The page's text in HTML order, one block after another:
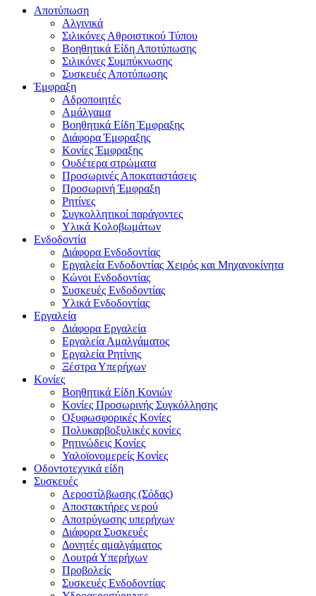
Αποτύπωση
Αλγινικά
Σιλικόνες Αθροιστικού Τύπου
Βοηθητικά Είδη Αποτύπωσης
Σιλικόνες Συμπύκνωσης
Συσκευές Αποτύπωσης
Έμφραξη
Αδροποιητές
Αμάλγαμα
Βοηθητικά Είδη Έμφραξης
Διάφορα Έμφραξης
Κονίες Έμφραξης
Ουδέτερα στρώματα
Προσωρινές Αποκαταστάσεις
Προσωρινή Έμφραξη
Ρητίνες
Συγκολλητικοί παράγοντες
Υλικά Κολοβωμάτων
Ενδοδοντία
Διάφορα Ενδοδοντίας
Εργαλεία Ενδοδοντίας Χειρός και Μηχανοκίνητα
Κώνοι Ενδοδοντίας
Συσκευές Ενδοδοντίας
Υλικά Ενδοδοντίας
Εργαλεία
Διάφορα Εργαλεία
Εργαλεία Αμαλγάματος
Εργαλεία Ρητίνης
Ξέστρα Υπερήχων
Κονίες
Βοηθητικά Είδη Κονιών
Κονίες Προσωρινής Συγκόλλησης
Οξυφωσφορικές Κονίες
Πολυκαρβοξυλικές κονίες
Ρητινώδεις Κονίες
Υαλοϊονομερείς Κονίες
Οδοντοτεχνικά είδη
Συσκευές
Αεροστίλβωσης (Σόδας)
Αποστακτήρες νερού
Αποτρύγωσης υπερήχων
Διάφορα Συσκευές
Δονητές αμαλγάματος
Λουτρά Υπερήχων
Προβολείς
Συσκευές Ενδοδοντίας